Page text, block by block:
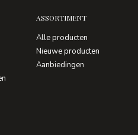
ASSORTIMENT
Alle producten
Nieuwe producten
Aanbiedingen